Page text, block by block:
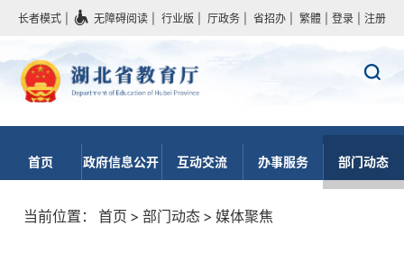
长者模式 无障碍阅读 行业版 厅政务 省招办 繁體 登录 注册
首页 政府信息公开 互动交流 办事服务 部门动态
当前位置： 首页 > 部门动态 > 媒体聚焦